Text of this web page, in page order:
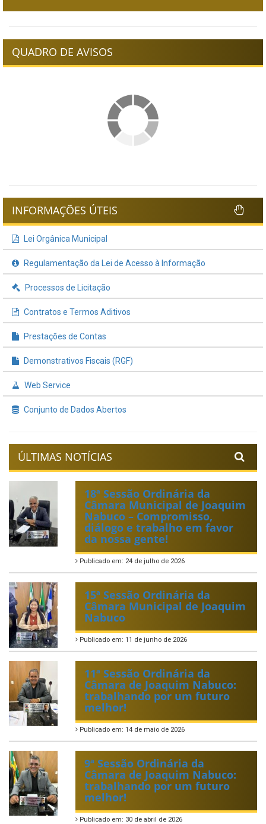
QUADRO DE AVISOS
INFORMAÇÕES ÚTEIS
Lei Orgânica Municipal
Regulamentação da Lei de Acesso à Informação
Processos de Licitação
Contratos e Termos Aditivos
Prestações de Contas
Demonstrativos Fiscais (RGF)
Web Service
Conjunto de Dados Abertos
ÚLTIMAS NOTÍCIAS
18ª Sessão Ordinária da
Câmara Municipal de Joaquim
Nabuco – Compromisso,
diálogo e trabalho em favor
da nossa gente!
Publicado em: 24 de julho de 2026
15ª Sessão Ordinária da
Câmara Municipal de Joaquim
Nabuco
Publicado em: 11 de junho de 2026
11ª Sessão Ordinária da
Câmara de Joaquim Nabuco:
trabalhando por um futuro
melhor!
Publicado em: 14 de maio de 2026
9ª Sessão Ordinária da
Câmara de Joaquim Nabuco:
trabalhando por um futuro
melhor!
Publicado em: 30 de abril de 2026